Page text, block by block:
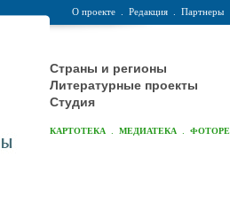
О проекте Редакция Партнеры
Страны и регионы
Литературные проекты
Студия
КАРТОТЕКА МЕДИАТЕКА